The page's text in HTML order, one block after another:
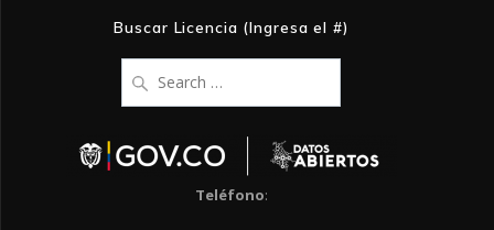
Buscar Licencia (Ingresa el #)
for:
Teléfono: